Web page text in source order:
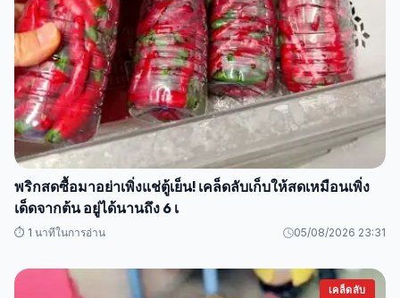
พริกสดซื้อมาอย่าเพิ่งแช่ตู้เย็น! เคล็ดลับเก็บให้สดเหมือนเพิ่ง
เด็ดจากต้น อยู่ได้นานถึง 6 เ
⏱️ 1 นาทีในการอ่าน 05/08/2026 23:31
เคล็ดลับ